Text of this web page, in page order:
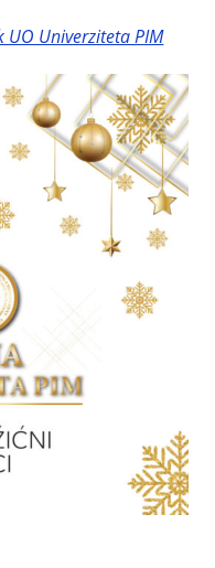
Univerziteta PIM